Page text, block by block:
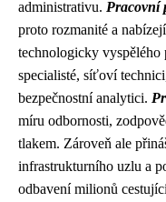
administrativu. Pracovní
proto rozmanité a
technologicky
specialisté, síťoví
bezpečnostní analytici.
míru odbornosti,
tlakem. Zároveň ale
infrastrukturního uzlu a
odbavení milionů